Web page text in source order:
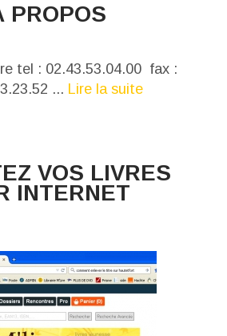
PROPOS
tel : 02.43.53.04.00 fax :
... Lire la suite
VOS LIVRES
INTERNET